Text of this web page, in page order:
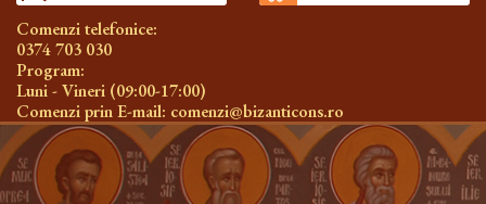
Comenzi telefonice:
0374 703 030
Program:
Luni - Vineri (09:00-17:00)
Comenzi prin E-mail: comenzi@bizanticons.ro